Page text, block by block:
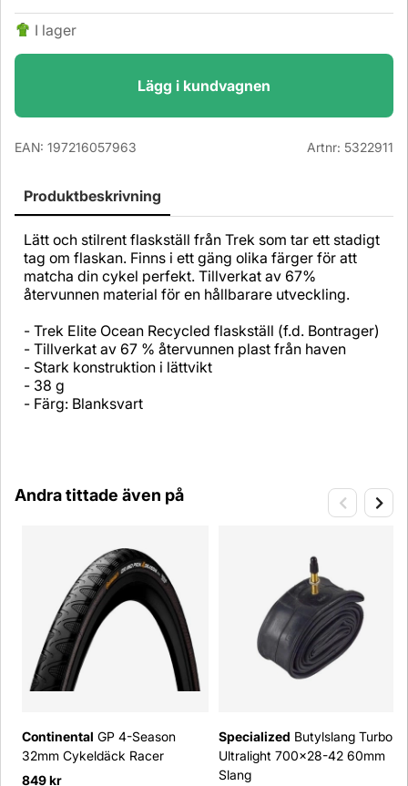
I lager
Lägg i kundvagnen
EAN: 197216057963 Artnr: 5322911
Produktbeskrivning
Lätt och stilrent flaskställ från Trek som tar ett stadigt
tag om flaskan. Finns i ett gäng olika färger för att
matcha din cykel perfekt. Tillverkat av 67%
återvunnen material för en hållbarare utveckling.
- Trek Elite Ocean Recycled flaskställ (f.d. Bontrager)
- Tillverkat av 67 % återvunnen plast från haven
- Stark konstruktion i lättvikt
- 38 g
- Färg: Blanksvart
Andra tittade även på
Continental GP 4-Season
32mm Cykeldäck Racer
849 kr
Specialized Butylslang Turbo
Ultralight 700x28-42 60mm
Slang